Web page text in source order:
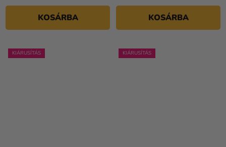
KOSÁRBA KOSÁRBA
KIÁRUSÍTÁS KIÁRUSÍTÁS